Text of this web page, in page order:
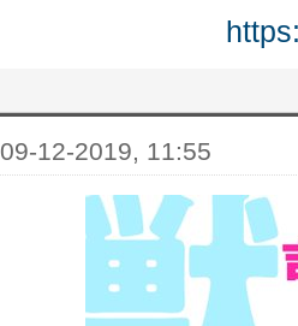
09-12-2019, 11:55